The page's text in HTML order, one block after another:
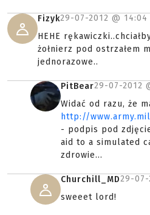
Fizyk29-07-2012 @ 14:04
HEHE
żołnierz pod ostrzałem
jednorazowe..
PitBear29-07-2012
Widać od razu, że
http://
- podpis pod
aid to a simulated
zdrowie...
Churchill_MD29-07-
sweeet lord!